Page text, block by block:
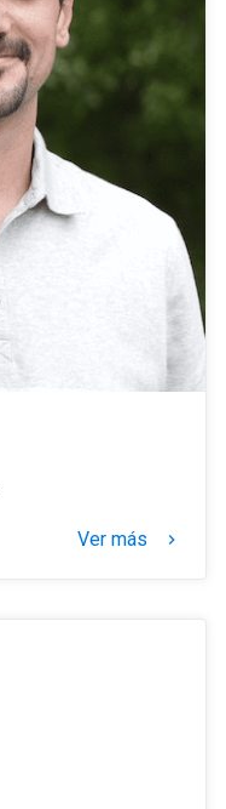
Ver más navigate_next